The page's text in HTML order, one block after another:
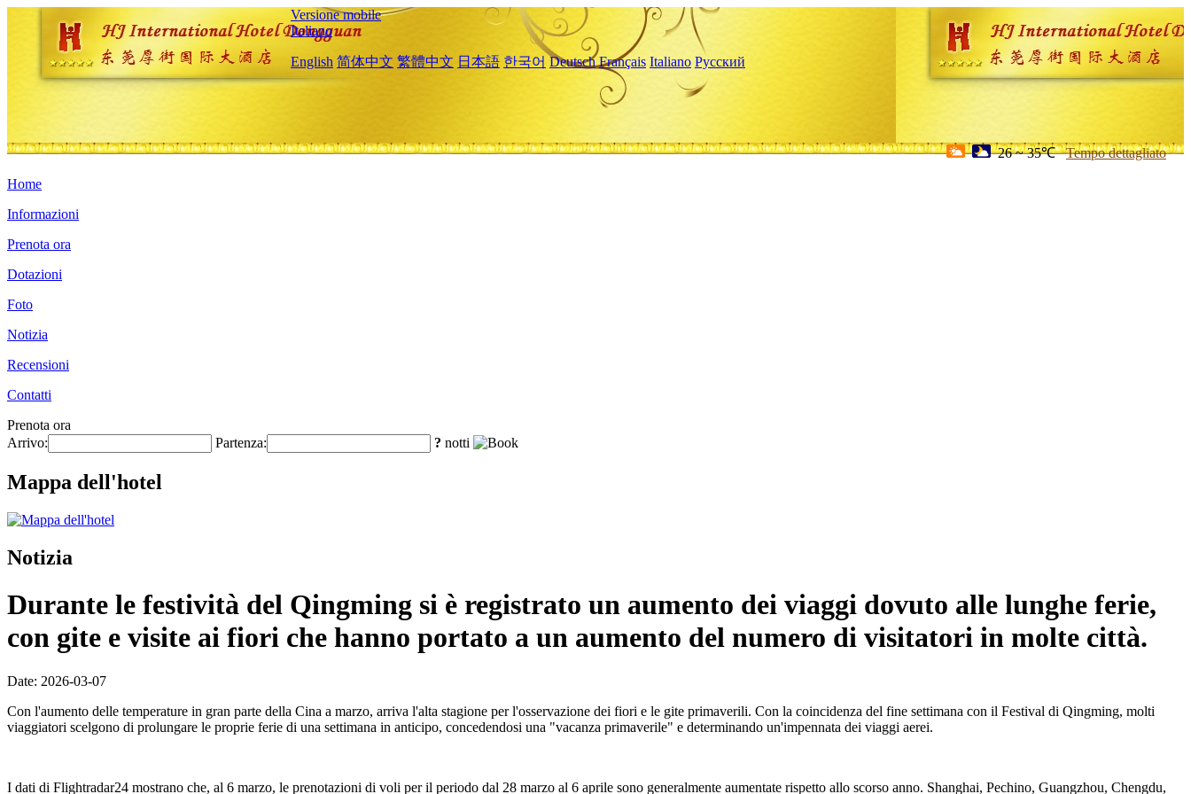
Versione mobile
Italiano
English 简体中文 繁體中文 日本語 한국어 Deutsch Français Italiano Русский
26 ~ 35℃ Tempo dettagliato
Home
Informazioni
Prenota ora
Dotazioni
Foto
Notizia
Recensioni
Contatti
Prenota ora
Arrivo:
Partenza: ? notti
Mappa dell'hotel
Notizia
Durante le festività del Qingming si è registrato un aumento dei viaggi dovuto alle lunghe ferie,
con gite e visite ai fiori che hanno portato a un aumento del numero di visitatori in molte città.
Date: 2026-03-07
Con l'aumento delle temperature in gran parte della Cina a marzo, arriva l'alta stagione per l'osservazione dei fiori e le gite primaverili. Con la coincidenza del fine settimana con il Festival di Qingming, molti
viaggiatori scelgono di prolungare le proprie ferie di una settimana in anticipo, concedendosi una "vacanza primaverile" e determinando un'impennata dei viaggi aerei.
I dati di Flightradar24 mostrano che, al 6 marzo, le prenotazioni di voli per il periodo dal 28 marzo al 6 aprile sono generalmente aumentate rispetto allo scorso anno. Shanghai, Pechino, Guangzhou, Chengdu,